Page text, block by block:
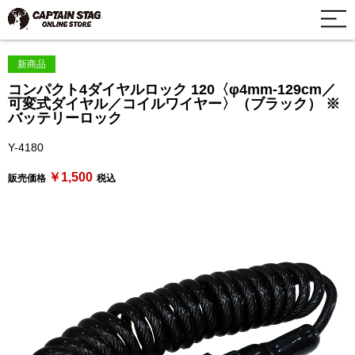
新商品
コンパクト4ダイヤルロック 120〈φ4mm-129cm／
可変式ダイヤル／コイルワイヤー〉（ブラック） ※
バッテリーロック
Y-4180
販売価格 ￥1,500 税込